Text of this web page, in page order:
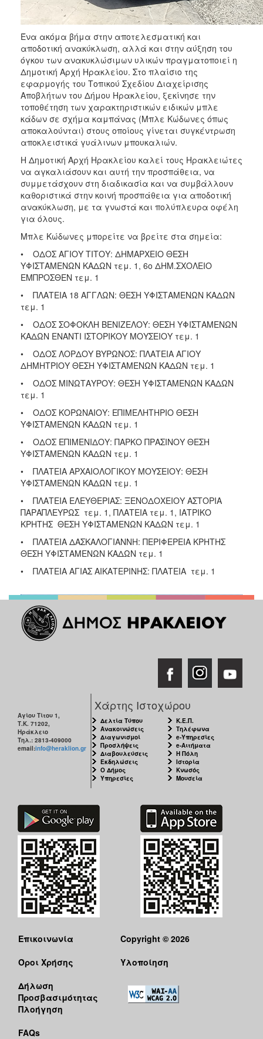
Ένα ακόμα βήμα στην αποτελεσματική και
αποδοτική ανακύκλωση, αλλά και στην αύξηση του
όγκου των ανακυκλώσιμων υλικών πραγματοποιεί η
Δημοτική Αρχή Ηρακλείου. Στο πλαίσιο της
εφαρμογής του Τοπικού Σχεδίου Διαχείρισης
Αποβλήτων του Δήμου Ηρακλείου, ξεκίνησε την
τοποθέτηση των χαρακτηριστικών ειδικών μπλε
κάδων σε σχήμα καμπάνας (Μπλε Κώδωνες όπως
αποκαλούνται) στους οποίους γίνεται συγκέντρωση
αποκλειστικά γυάλινων μπουκαλιών.
Η Δημοτική Αρχή Ηρακλείου καλεί τους Ηρακλειώτες
να αγκαλιάσουν και αυτή την προσπάθεια, να
συμμετάσχουν στη διαδικασία και να συμβάλλουν
καθοριστικά στην κοινή προσπάθεια για αποδοτική
ανακύκλωση, με τα γνωστά και πολύπλευρα οφέλη
για όλους.
Μπλε Κώδωνες μπορείτε να βρείτε στα σημεία:
• ΟΔΟΣ ΑΓΙΟΥ ΤΙΤΟΥ: ΔΗΜΑΡΧΕΙΟ ΘΕΣΗ
ΥΦΙΣΤΑΜΕΝΩΝ ΚΑΔΩΝ τεμ. 1, 6ο ΔΗΜ.ΣΧΟΛΕΙΟ
ΕΜΠΡΟΣΘΕΝ τεμ. 1
• ΠΛΑΤΕΙΑ 18 ΑΓΓΛΩΝ: ΘΕΣΗ ΥΦΙΣΤΑΜΕΝΩΝ ΚΑΔΩΝ
τεμ. 1
• ΟΔΟΣ ΣΟΦΟΚΛΗ ΒΕΝΙΖΕΛΟΥ: ΘΕΣΗ ΥΦΙΣΤΑΜΕΝΩΝ
ΚΑΔΩΝ ΕΝΑΝΤΙ ΙΣΤΟΡΙΚΟΥ ΜΟΥΣΕΙΟΥ τεμ. 1
• ΟΔΟΣ ΛΟΡΔΟΥ ΒΥΡΩΝΟΣ: ΠΛΑΤΕΙΑ ΑΓΙΟΥ
ΔΗΜΗΤΡΙΟΥ ΘΕΣΗ ΥΦΙΣΤΑΜΕΝΩΝ ΚΑΔΩΝ τεμ. 1
• ΟΔΟΣ ΜΙΝΩΤΑΥΡΟΥ: ΘΕΣΗ ΥΦΙΣΤΑΜΕΝΩΝ ΚΑΔΩΝ
τεμ. 1
• ΟΔΟΣ ΚΟΡΩΝΑΙΟΥ: ΕΠΙΜΕΛΗΤΗΡΙΟ ΘΕΣΗ
ΥΦΙΣΤΑΜΕΝΩΝ ΚΑΔΩΝ τεμ. 1
• ΟΔΟΣ ΕΠΙΜΕΝΙΔΟΥ: ΠΑΡΚΟ ΠΡΑΣΙΝΟΥ ΘΕΣΗ
ΥΦΙΣΤΑΜΕΝΩΝ ΚΑΔΩΝ τεμ. 1
• ΠΛΑΤΕΙΑ ΑΡΧΑΙΟΛΟΓΙΚΟΥ ΜΟΥΣΕΙΟΥ: ΘΕΣΗ
ΥΦΙΣΤΑΜΕΝΩΝ ΚΑΔΩΝ τεμ. 1
• ΠΛΑΤΕΙΑ ΕΛΕΥΘΕΡΙΑΣ: ΞΕΝΟΔΟΧΕΙΟΥ ΑΣΤΟΡΙΑ
ΠΑΡΑΠΛΕΥΡΩΣ τεμ. 1, ΠΛΑΤΕΙΑ τεμ. 1, ΙΑΤΡΙΚΟ
ΚΡΗΤΗΣ ΘΕΣΗ ΥΦΙΣΤΑΜΕΝΩΝ ΚΑΔΩΝ τεμ. 1
• ΠΛΑΤΕΙΑ ΔΑΣΚΑΛΟΓΙΑΝΝΗ: ΠΕΡΙΦΕΡΕΙΑ ΚΡΗΤΗΣ
ΘΕΣΗ ΥΦΙΣΤΑΜΕΝΩΝ ΚΑΔΩΝ τεμ. 1
• ΠΛΑΤΕΙΑ ΑΓΙΑΣ ΑΙΚΑΤΕΡΙΝΗΣ: ΠΛΑΤΕΙΑ τεμ. 1
Αγίου Τίτου 1,
Τ.Κ. 71202,
Ηράκλειο
Τηλ.: 2813-409000
email:info@heraklion.gr
Χάρτης Ιστοχώρου
Δελτία Τύπου
Ανακοινώσεις
Διαγωνισμοί
Προσλήψεις
Διαβουλεύσεις
Εκδηλώσεις
Ο Δήμος
Υπηρεσίες
Κ.Ε.Π.
Τηλέφωνα
e-Υπηρεσίες
e-Αιτήματα
Η Πόλη
Ιστορία
Κνωσός
Μουσεία
Επικοινωνία
Όροι Χρήσης
Δήλωση
Προσβασιμότητας
Πλοήγηση
FAQs
Copyright © 2026
Υλοποίηση